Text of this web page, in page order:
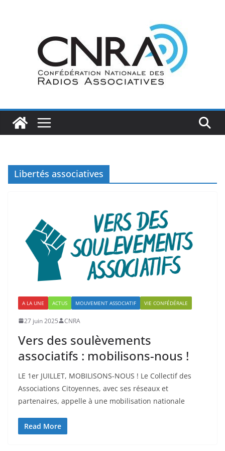
Libertés associatives
A LA UNE ACTUS MOUVEMENT ASSOCIATIF VIE CONFÉDÉRALE
27 juin 2025 CNRA
Vers des soulèvements
associatifs : mobilisons-nous !
LE 1er JUILLET, MOBILISONS-NOUS ! Le Collectif des
Associations Citoyennes, avec ses réseaux et
partenaires, appelle à une mobilisation nationale
Read More